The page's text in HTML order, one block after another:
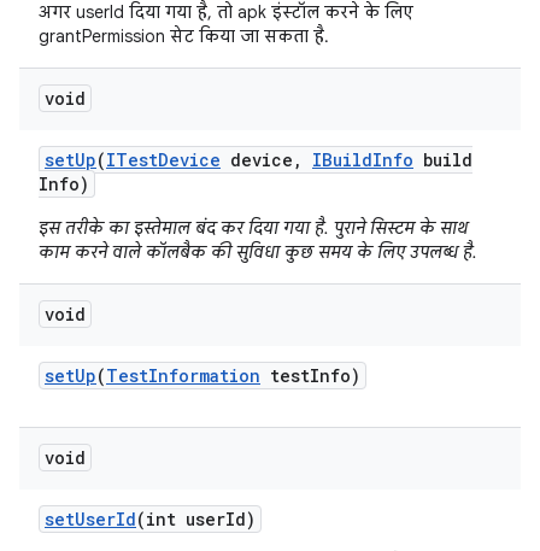
अगर userId दिया गया है, तो apk इंस्टॉल करने के लिए
grantPermission सेट किया जा सकता है.
void
setUp(ITestDevice device , IBuildInfo build
Info)
इस तरीके का इस्तेमाल बंद कर दिया गया है. पुराने सिस्टम के साथ
काम करने वाले कॉलबैक की सुविधा कुछ समय के लिए उपलब्ध है.
void
setUp(TestInformation testInfo)
void
setUserId(int userId)